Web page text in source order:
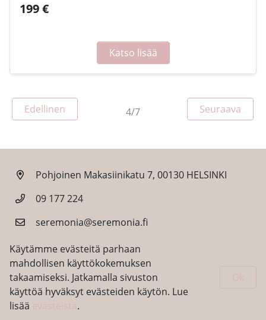
Käytämme evästeitä parhaan
mahdollisen käyttökokemuksen
takaamiseksi. Jatkamalla sivuston
käyttöä hyväksyt evästeiden käytön. Lue
lisää
.
199 €
Katso lisää
Edellinen 4/7 Seuraava
Pohjoinen Makasiinikatu 7, 00130 HELSINKI
09 177 224
seremonia@seremonia.fi